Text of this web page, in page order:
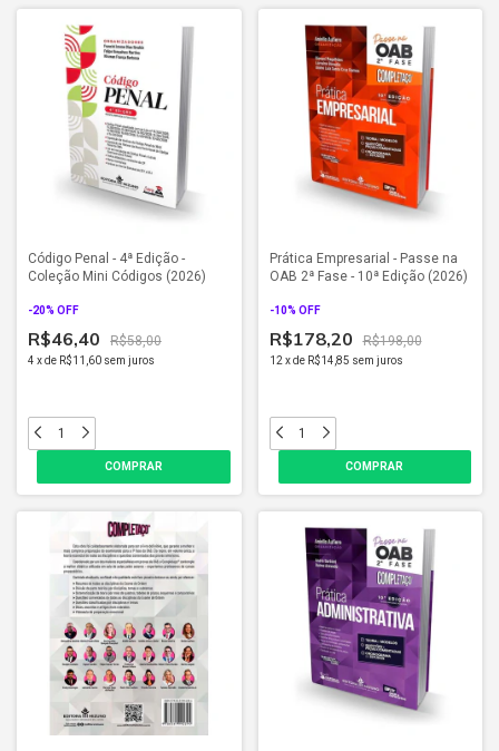
Código Penal - 4ª Edição -
Coleção Mini Códigos (2026)
-20% OFF
R$46,40 R$58,00
4 xde R$11,60 sem juros
Prática Empresarial - Passe na
OAB 2ª Fase - 10ª Edição (2026)
-10% OFF
R$178,20 R$198,00
12 xde R$14,85 sem juros